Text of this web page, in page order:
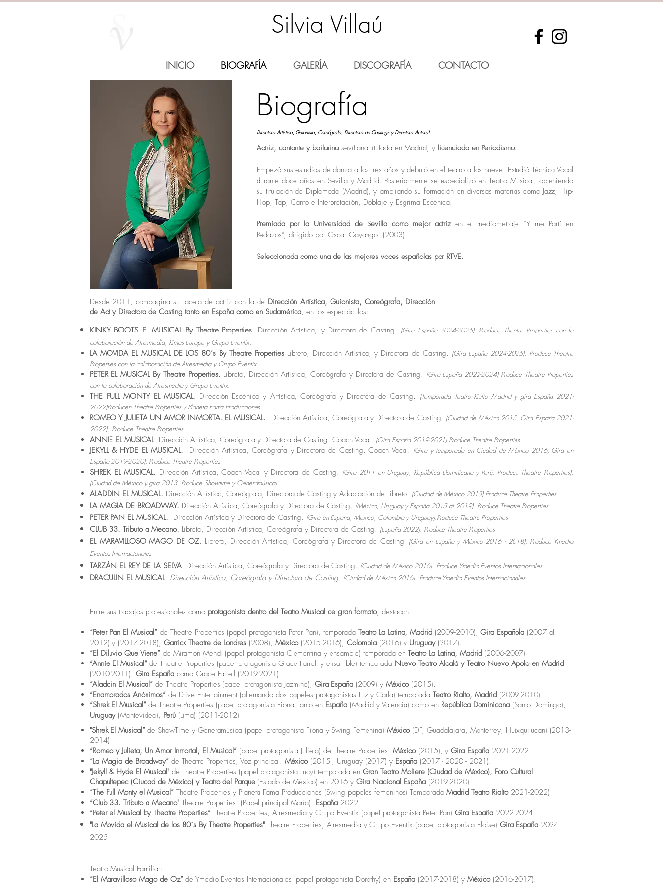
Silvia Villaú
INICIO BIOGRAFÍA GALERÍA DISCOGRAFÍA CONTACTO
Biografía
Directora Artística, Guionista, Coreógrafa, Directora de Castings y Directora Actoral.
Actriz, cantante y bailarina sevillana titulada en Madrid, y licenciada en Periodismo.
Empezó sus estudios de danza a los tres años y debutó en el teatro a los nueve. Estudió Técnica Vocal
durante doce años en Sevilla y Madrid. Posteriormente se especializó en Teatro Musical, obteniendo
su titulación de Diplomado (Madrid), y ampliando su formación en diversas materias como Jazz, Hip-
Hop, Tap, Canto e Interpretación, Doblaje y Esgrima Escénica.
Premiada por la Universidad de Sevilla como mejor actrizen el mediometraje “Y me Partí en
Pedazos”, dirigido por Oscar Gayango. (2003)
Seleccionada como una de las mejores voces españolas por RTVE.
Desde 2011, compagina su faceta de actriz con la de Dirección Artística, Guionista, Coreógrafa, Dirección
de Act y Directora de Casting tanto en España como en Sudamérica, en los espectáculos:
KINKY BOOTS EL MUSICAL By Theatre Properties. Dirección Artística, y Directora de Casting. (Gira España 2024-2025). Produce Theatre Properties con la
colaboración de Atresmedia, Rimas Europe y Grupo Eventix.
LA MOVIDA EL MUSICAL DE LOS 80´s By Theatre Properties Libreto, Dirección Artística, y Directora de Casting. (Gira España 2024-2025). Produce Theatre
Properties con la colaboración de Atresmedia y Grupo Eventix.
PETER EL MUSICAL By Theatre Properties. Libreto, Dirección Artística, Coreógrafa y Directora de Casting. (Gira España 2022-2024) Produce Theatre Properties
con la colaboración de Atresmedia y Grupo Eventix.
THE FULL MONTY EL MUSICAL. Dirección Escénica y Artística, Coreógrafa y Directora de Casting.
(Temporada Teatro Rialto Madrid y gira España 2021-
2022)Producen Theatre Properties y Planeta Fama Producciones
ROMEO Y JULIETA UN AMOR INMORTAL EL MUSICAL. Dirección Artística, Coreógrafa y Directora de Casting. (Ciudad de México 2015; Gira España 2021-
2022). Produce Theatre Properties
ANNIE EL MUSICAL. Dirección Artística, Coreógrafa y Directora de Casting. Coach Vocal. (Gira España 2019-2021) Produce Theatre Properties
JEKYLL & HYDE EL MUSICAL. Dirección Artística, Coreógrafa y Directora de Casting. Coach Vocal. (Gira y temporada en Ciudad de México 2016; Gira en
España 2019-2020). Produce Theatre Properties
SHREK EL MUSICAL. Dirección Artística, Coach Vocal y Directora de Casting. (Gira 2011 en Uruguay, República Dominicana y Perú. Produce Theatre Properties).
(Ciudad de México y gira 2013. Produce Showtime y Generamúsica)
ALADDIN EL MUSICAL. Dirección Artística, Coreógrafa, Directora de Casting y Adaptación de Libreto. (Ciudad de México 2015) Produce Theatre Properties.
LA MAGIA DE BROADWAY. Dirección Artística, Coreógrafa y Directora de Casting. (México, Uruguay y España 2015 al 2019). Produce Theatre Properties
PETER PAN EL MUSICAL. Dirección Artística y Directora de Casting. (Gira en España, México, Colombia y Uruguay).Produce Theatre Properties
CLUB 33. Tributo a Mecano. Libreto, Dirección Artística, Coreógrafa y Directora de Casting. (España 2022). Produce Theatre Properties
EL MARAVILLOSO MAGO DE OZ. Libreto, Dirección Artística, Coreógrafa y Directora de Casting. (Gira en España y México 2016 - 2018). Produce Ymedio
Eventos Internacionales
TARZÁN EL REY DE LA SELVA Dirección Artística, Coreógrafa y Directora de Casting. (Ciudad de México 2016). Produce Ymedio Eventos Internacionales
DRACULIN EL MUSICAL. Dirección Artística, Coreógrafa y Directora de Casting. (Ciudad de México 2016). Produce Ymedio Eventos Internacionales
Entre sus trabajos profesionales como protagonista dentro del Teatro Musical de gran formato, destacan:
“Peter Pan El Musical” de Theatre Properties (papel protagonista Peter Pan), temporada Teatro La Latina, Madrid (2009-2010), Gira Española (2007 al
2012) y (2017-2018), Garrick Theatre de Londres (2008), México(2015-2016), Colombia (2016) y Uruguay(2017).
”El Diluvio Que Viene” de Miramon Mendi (papel protagonista Clementina y ensamble) temporada en Teatro La Latina, Madrid (2006-2007)
”Annie El Musical” de Theatre Properties (papel protagonista Grace Farrell y ensamble) temporada Nuevo Teatro Alcalá y Teatro Nuevo Apolo en Madrid
(2010-2011). Gira España como Grace Farrell (2019-2021)
”Aladdin El Musical” de Theatre Properties (papel protagonista Jazmine), Gira España (2009) y México(2015).
”Enamorados Anónimos” de Drive Entertainment (alternando dos papeles protagonistas Luz y Carla) temporada Teatro Rialto, Madrid (2009-2010)
“Shrek El Musical” de Theatre Properties (papel protagonista Fiona) tanto en España (Madrid y Valencia) como en República Dominicana (Santo Domingo),
Uruguay(Montevideo), Perú (Lima) (2011-2012)
"Shrek El Musical” de ShowTime y Generamúsica (papel protagonista Fiona y Swing Femenina) México(DF, Guadalajara, Monterrey, Huixquilucan) (2013-
2014)
“Romeo y Julieta, Un Amor Inmortal, El Musical” (papel protagonista Julieta) de Theatre Properties. México(2015), y Gira España 2021-2022.
“La Magia de Broadway” de Theatre Properties, Voz principal. México(2015), Uruguay (2017) y España (2017 - 2020 - 2021).
"Jekyll & Hyde El Musical" de Theatre Properties (papel protagonista Lucy) temporada en Gran Teatro Moliere (Ciudad de México), Foro Cultural
Chapultepec (Ciudad de México) y Teatro del Parque (Estado de México) en 2016 y Gira Nacional España (2019-2020)
“The Full Monty el Musical” Theatre Properties y Planeta Fama Producciones (Swing papeles femeninos) Temporada Madrid Teatro Rialto2021-2022)
“Club 33. Tributo a Mecano" Theatre Properties. (Papel principal María). España 2022
“Peter el Musical by Theatre Properties” Theatre Properties, Atresmedia y Grupo Eventix (papel protagonista Peter Pan) Gira España 2022-2024.
"La Movida el Musical de los 80´s By Theatre Properties" Theatre Properties, Atresmedia y Grupo Eventix (papel protagonista Eloise) Gira España 2024-
2025
Teatro Musical Familiar:
”El Maravilloso Mago de Oz” de Ymedio Eventos Internacionales (papel protagonista Dorothy) en España (2017-2018) y México(2016-2017).